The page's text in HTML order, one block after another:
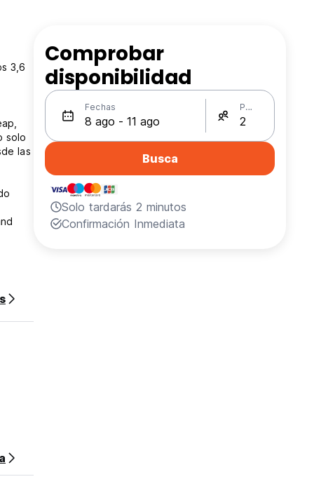
3,6
solo
las
Comprobar
disponibilidad
Fechas Personas
Busca
Solo tardarás 2 minutos
Confirmación Inmediata